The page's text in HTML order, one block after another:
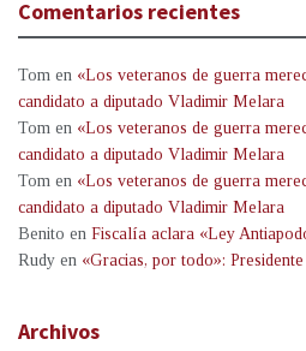
Comentarios recientes
Tom en «Los veteranos de guerra
candidato a diputado Vladimir Melara
Tom en «Los veteranos de guerra
candidato a diputado Vladimir Melara
Tom en «Los veteranos de guerra
candidato a diputado Vladimir Melara
Benito en Fiscalía aclara «Ley
Rudy en «Gracias, por todo»:
Archivos